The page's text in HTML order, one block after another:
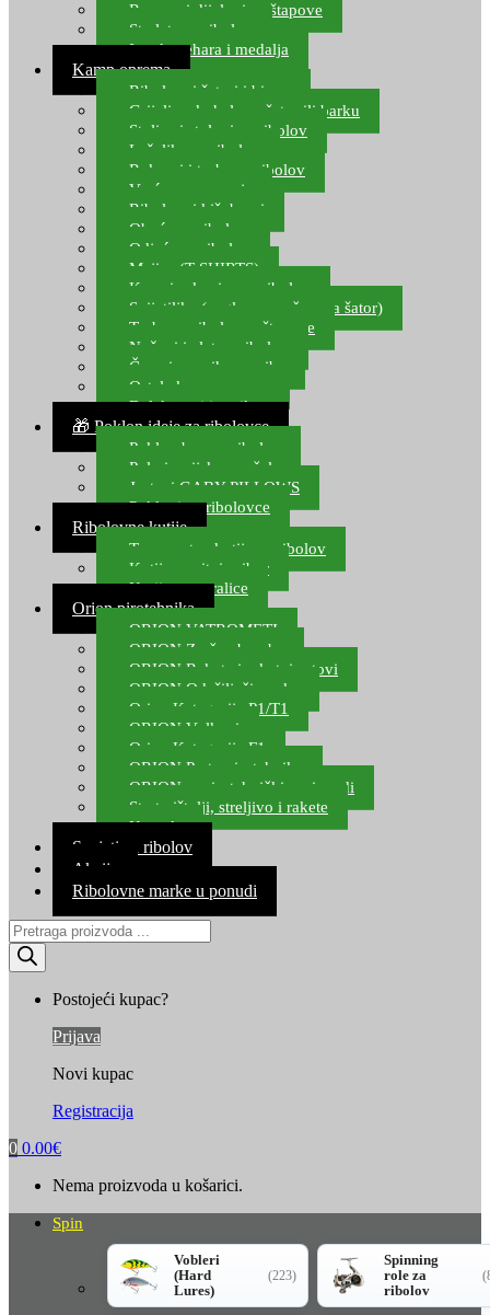
Rezervni dijelovi za štapove
Starlete za ribolov
Izrada pehara i medalja
Kamp oprema
Ribolovni šatori i bivvy
Grijalice, kuhala za šator ili barku
Stolice i stolovi za ribolov
Ležaljke za ribolov
Ruksaci i torbe za ribolov
Vreće za spavanje
Ribolovni kišobrani
Obuća za ribolov
Odjeća za ribolov
Majice (T-SHIRTS)
Kape i rukavice za ribolov
Svijetiljke (naglavne, ručne, za šator)
Torbe za ribolovne štapove
Noževi i alat za ribolov
Čamci za prihranu ribe
Ostala kamp oprema
Dalekozori i optika
🎁 Poklon ideje za ribolovce
Poklon bon za ribolov
Polarizacijske naočale
Jastuci GABY PILLOWS
Pokloni za ribolovce
Ribolovne kutije
Transportne kutije za ribolov
Kutije za sitni pribor
Kutije za varalice
Orion pirotehnika
ORION VATROMETI
ORION Zračne bombe
ORION Rakete i raketni setovi
ORION Odašiljači zvuka
Orion Kategorija P1/T1
ORION Vulkani
Orion Kategorija F1
ORION Party pirotehnika
ORION nepirotehnički proizvodi
Start pištolji, streljivo i rakete
Kontakt
Savjeti za ribolov
Akcija
Ribolovne marke u ponudi
Products
search
Postojeći kupac?
Prijava
Novi kupac
Registracija
0 0.00€
Nema proizvoda u košarici.
Spin
Vobleri
(Hard
Lures)
(223)
Spinning
role za
ribolov